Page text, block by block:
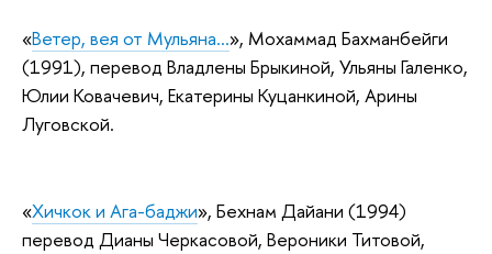
«Ветер, вея от Мульяна…», Мохаммад Бахманбейги
(1991), перевод Владлены Брыкиной, Ульяны Галенко,
Юлии Ковачевич, Екатерины Куцанкиной, Арины
Луговской.
«Хичкок и Ага-баджи», Бехнам Дайани (1994)
перевод Дианы Черкасовой, Вероники Титовой,